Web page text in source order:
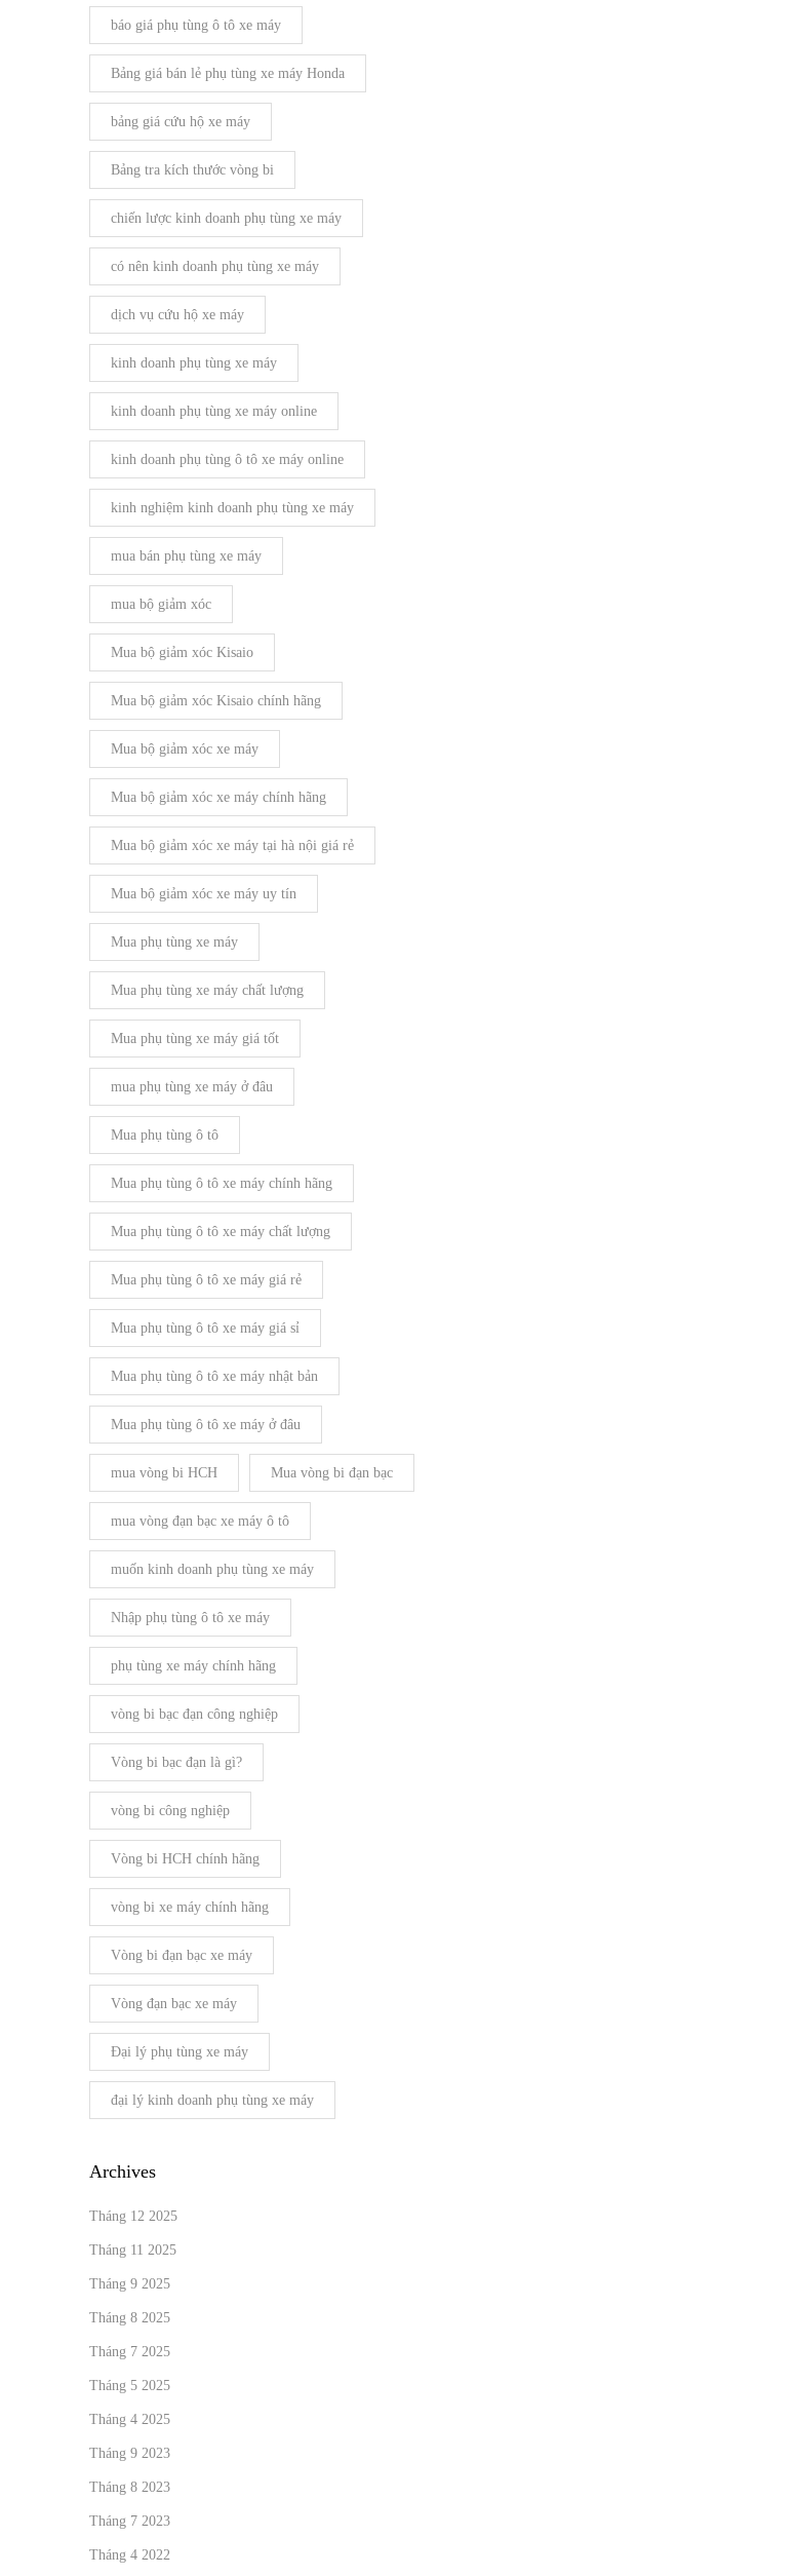
báo giá phụ tùng ô tô xe máy
Bảng giá bán lẻ phụ tùng xe máy Honda
bảng giá cứu hộ xe máy
Bảng tra kích thước vòng bi
chiến lược kinh doanh phụ tùng xe máy
có nên kinh doanh phụ tùng xe máy
dịch vụ cứu hộ xe máy
kinh doanh phụ tùng xe máy
kinh doanh phụ tùng xe máy online
kinh doanh phụ tùng ô tô xe máy online
kinh nghiệm kinh doanh phụ tùng xe máy
mua bán phụ tùng xe máy
mua bộ giảm xóc
Mua bộ giảm xóc Kisaio
Mua bộ giảm xóc Kisaio chính hãng
Mua bộ giảm xóc xe máy
Mua bộ giảm xóc xe máy chính hãng
Mua bộ giảm xóc xe máy tại hà nội giá rẻ
Mua bộ giảm xóc xe máy uy tín
Mua phụ tùng xe máy
Mua phụ tùng xe máy chất lượng
Mua phụ tùng xe máy giá tốt
mua phụ tùng xe máy ở đâu
Mua phụ tùng ô tô
Mua phụ tùng ô tô xe máy chính hãng
Mua phụ tùng ô tô xe máy chất lượng
Mua phụ tùng ô tô xe máy giá rẻ
Mua phụ tùng ô tô xe máy giá sỉ
Mua phụ tùng ô tô xe máy nhật bản
Mua phụ tùng ô tô xe máy ở đâu
mua vòng bi HCH Mua vòng bi đạn bạc
mua vòng đạn bạc xe máy ô tô
muốn kinh doanh phụ tùng xe máy
Nhập phụ tùng ô tô xe máy
phụ tùng xe máy chính hãng
vòng bi bạc đạn công nghiệp
Vòng bi bạc đạn là gì?
vòng bi công nghiệp
Vòng bi HCH chính hãng
vòng bi xe máy chính hãng
Vòng bi đạn bạc xe máy
Vòng đạn bạc xe máy
Đại lý phụ tùng xe máy
đại lý kinh doanh phụ tùng xe máy
Archives
Tháng 12 2025
Tháng 11 2025
Tháng 9 2025
Tháng 8 2025
Tháng 7 2025
Tháng 5 2025
Tháng 4 2025
Tháng 9 2023
Tháng 8 2023
Tháng 7 2023
Tháng 4 2022